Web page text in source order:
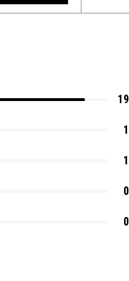
19
1
1
0
0